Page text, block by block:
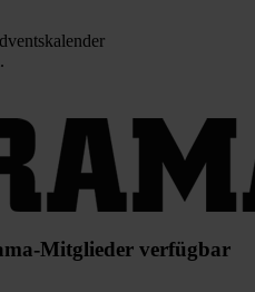
Mitglieder verfügbar